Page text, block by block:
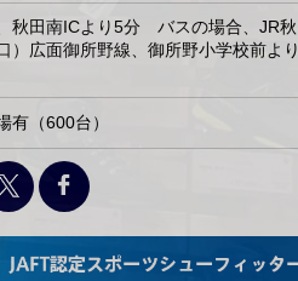
秋田南ICより5分 バスの場合、JR秋
）広面御所野線、御所野小学校前より
有（600台）